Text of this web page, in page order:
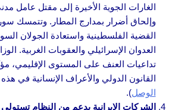
الغارات الجوية الأخيرة إلى مقتل عامل
وإلحاق أضرار بمدارج المطار. وتتمسك
القضية الفلسطينية واستعادة الجولان
العدوان الإسرائيلي والعقوبات الغربية.
تداعيات العنف على المستوى الإقليمي،
القانون الدولي والأعراف الإنسانية في
الوصل).
الشركات الإيرانية بدعم من النظام